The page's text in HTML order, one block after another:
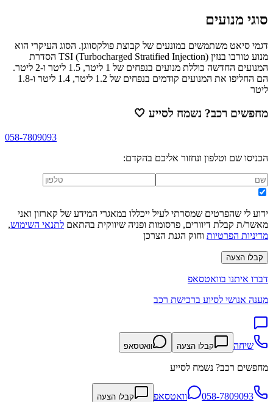
סוגי מנועים
דגמי סיאט משתמשים במונעים של קבוצת פולקסווגן. הסוג העיקרי הוא
מנוע טורבו בנזין TSI (Turbocharged Stratified Injection) הסדרת
המנועים החדשה כוללת מנועים בנפחים של 1 ליטר, 1.5 ליטר ו-2 ליטר.
הם החליפו את המנועים קודמים בנפחים של 1.2 ליטר, 1.4 ליטר ו-1.8
ליטר
מחפשים רכב? נשמח לסייע 🤍
058-7809093
הכניסו שם וטלפון ונחזור אליכם בהקדם:
ידוע לי שהפרטים שמסרתי לעיל ייכללו במאגרי המידע של קארזון ואני
מאשר/ת קבלת דיוורים, פרסומות ופניה שיווקית בהתאם לתנאי השימוש,
מדיניות הפרטיות וחוק הגנת הצרכן
קבלו הצעה
דברו איתנו בוואטסאפ
מענה אנושי לסיוע ברכישת רכב
שיחה קבלו הצעה וואטסאפ
מחפשים רכב? נשמח לסייע
058-7809093 וואטסאפ קבלו הצעה